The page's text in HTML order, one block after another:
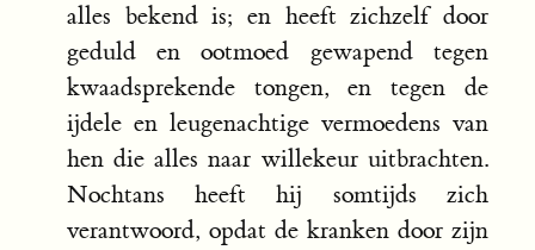
alles bekend is; en heeft zichzelf door
geduld en ootmoed gewapend tegen
kwaadsprekende tongen, en tegen de
ijdele en leugenachtige vermoedens van
hen die alles naar willekeur uitbrachten.
Nochtans heeft hij somtijds zich
verantwoord, opdat de kranken door zijn